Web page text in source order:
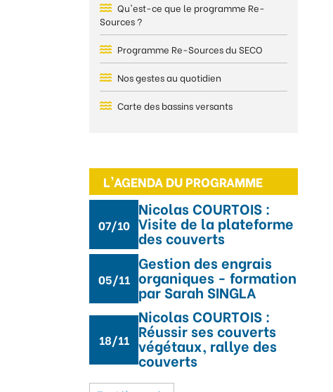
Qu'est-ce que le programme Re-
Sources ?
Programme Re-Sources du SECO
Nos gestes au quotidien
Carte des bassins versants
L'AGENDA DU PROGRAMME
07/10
Nicolas COURTOIS :
Visite de la plateforme
des couverts
05/11
Gestion des engrais
organiques - formation
par Sarah SINGLA
18/11
Nicolas COURTOIS :
Réussir ses couverts
végétaux, rallye des
couverts